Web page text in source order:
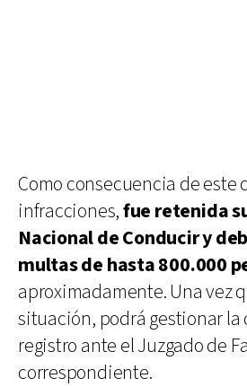
Como consecuencia de este
infracciones,fue retenida
Nacional de Conducir y
multas de hasta 800.000
aproximadamente. Una vez
situación, podrá gestionar la
registro ante el Juzgado de
correspondiente.